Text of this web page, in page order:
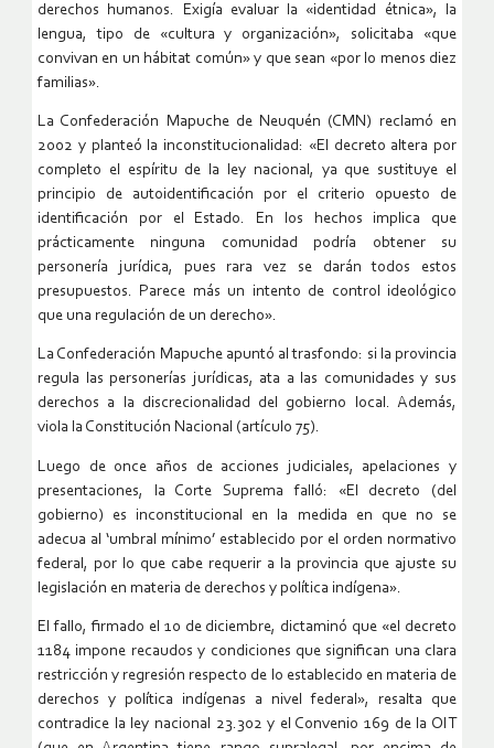
derechos humanos. Exigía evaluar la «identidad étnica», la
lengua, tipo de «cultura y organización», solicitaba «que
convivan en un hábitat común» y que sean «por lo menos diez
familias».
La Confederación Mapuche de Neuquén (CMN) reclamó en
2002 y planteó la inconstitucionalidad: «El decreto altera por
completo el espíritu de la ley nacional, ya que sustituye el
principio de autoidentificación por el criterio opuesto de
identificación por el Estado. En los hechos implica que
prácticamente ninguna comunidad podría obtener su
personería jurídica, pues rara vez se darán todos estos
presupuestos. Parece más un intento de control ideológico
que una regulación de un derecho».
La Confederación Mapuche apuntó al trasfondo: si la provincia
regula las personerías jurídicas, ata a las comunidades y sus
derechos a la discrecionalidad del gobierno local. Además,
viola la Constitución Nacional (artículo 75).
Luego de once años de acciones judiciales, apelaciones y
presentaciones, la Corte Suprema falló: «El decreto (del
gobierno) es inconstitucional en la medida en que no se
adecua al ‘umbral mínimo’ establecido por el orden normativo
federal, por lo que cabe requerir a la provincia que ajuste su
legislación en materia de derechos y política indígena».
El fallo, firmado el 10 de diciembre, dictaminó que «el decreto
1184 impone recaudos y condiciones que significan una clara
restricción y regresión respecto de lo establecido en materia de
derechos y política indígenas a nivel federal», resalta que
contradice la ley nacional 23.302 y el Convenio 169 de la OIT